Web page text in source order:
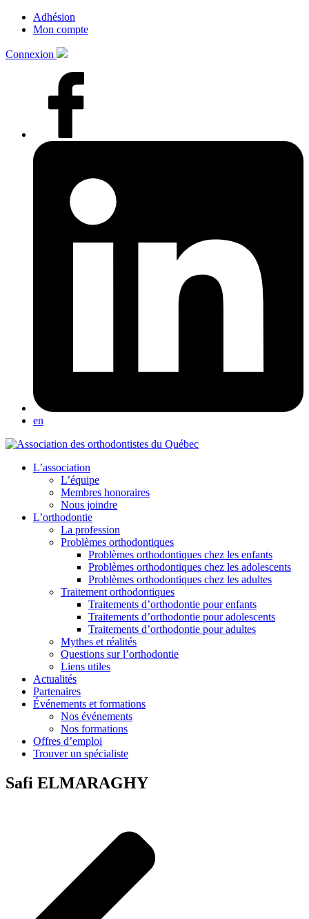
Adhésion
Mon compte
Connexion
en
L’association
L’équipe
Membres honoraires
Nous joindre
L’orthodontie
La profession
Problèmes orthodontiques
Problèmes orthodontiques chez les enfants
Problèmes orthodontiques chez les adolescents
Problèmes orthodontiques chez les adultes
Traitement orthodontiques
Traitements d’orthodontie pour enfants
Traitements d’orthodontie pour adolescents
Traitements d’orthodontie pour adultes
Mythes et réalités
Questions sur l’orthodontie
Liens utiles
Actualités
Partenaires
Événements et formations
Nos événements
Nos formations
Offres d’emploi
Trouver un spécialiste
Safi ELMARAGHY